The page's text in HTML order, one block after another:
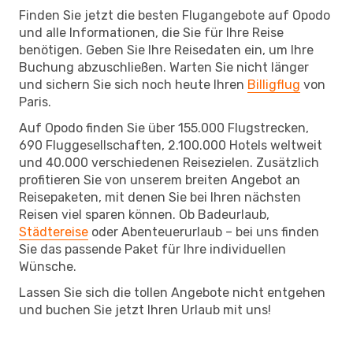
Finden Sie jetzt die besten Flugangebote auf Opodo
und alle Informationen, die Sie für Ihre Reise
benötigen. Geben Sie Ihre Reisedaten ein, um Ihre
Buchung abzuschließen. Warten Sie nicht länger
und sichern Sie sich noch heute Ihren Billigflug von
Paris.
Auf Opodo finden Sie über 155.000 Flugstrecken,
690 Fluggesellschaften, 2.100.000 Hotels weltweit
und 40.000 verschiedenen Reisezielen. Zusätzlich
profitieren Sie von unserem breiten Angebot an
Reisepaketen, mit denen Sie bei Ihren nächsten
Reisen viel sparen können. Ob Badeurlaub,
Städtereise oder Abenteuerurlaub – bei uns finden
Sie das passende Paket für Ihre individuellen
Wünsche.
Lassen Sie sich die tollen Angebote nicht entgehen
und buchen Sie jetzt Ihren Urlaub mit uns!